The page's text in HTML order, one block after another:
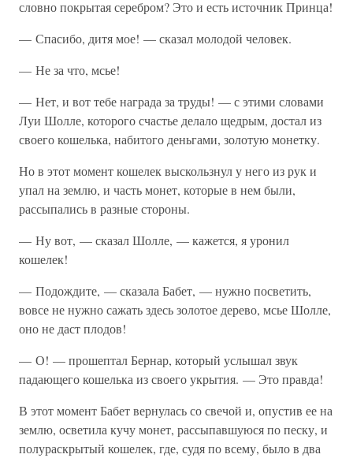
словно покрытая серебром? Это и есть источник Принца!
— Спасибо, дитя мое! — сказал молодой человек.
— Не за что, мсье!
— Нет, и вот тебе награда за труды! — с этими словами
Луи Шолле, которого счастье делало щедрым, достал из
своего кошелька, набитого деньгами, золотую монетку.
Но в этот момент кошелек выскользнул у него из рук и
упал на землю, и часть монет, которые в нем были,
рассыпались в разные стороны.
— Ну вот, — сказал Шолле, — кажется, я уронил
кошелек!
— Подождите, — сказала Бабет, — нужно посветить,
вовсе не нужно сажать здесь золотое дерево, мсье Шолле,
оно не даст плодов!
— О! — прошептал Бернар, который услышал звук
падающего кошелька из своего укрытия. — Это правда!
В этот момент Бабет вернулась со свечой и, опустив ее на
землю, осветила кучу монет, рассыпавшуюся по песку, и
полураскрытый кошелек, где, судя по всему, было в два